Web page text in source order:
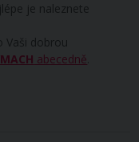
je naleznete
Vaši dobrou
abecedně